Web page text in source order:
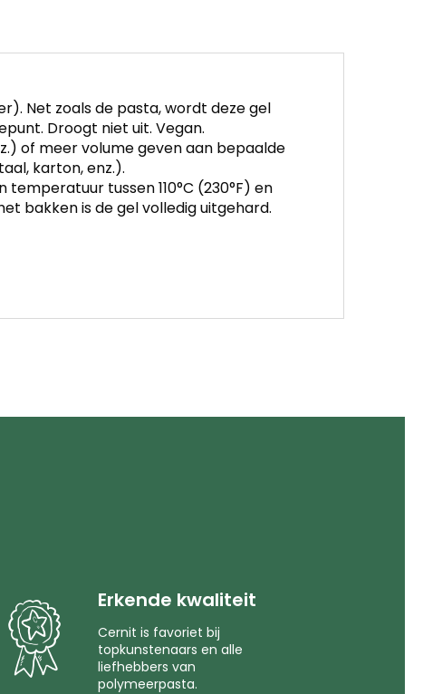
Net zoals de pasta, wordt deze gel
Droogt niet uit. Vegan.
of meer volume geven aan bepaalde
karton, enz.).
tussen 110°C (230°F) en
bakken is de gel volledig uitgehard.
Erkende kwaliteit
Cernit is favoriet bij
topkunstenaars en alle
liefhebbers van
polymeerpasta.